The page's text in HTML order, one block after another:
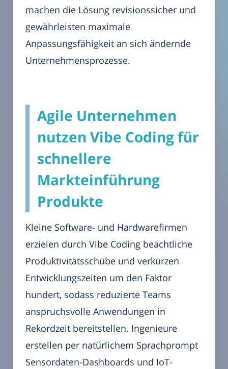
machen die Lösung revisionssicher und
gewährleisten maximale
Anpassungsfähigkeit an sich ändernde
Unternehmensprozesse.
Agile Unternehmen
nutzen Vibe Coding für
schnellere
Markteinführung
Produkte
Kleine Software- und Hardwarefirmen
erzielen durch Vibe Coding beachtliche
Produktivitätsschübe und verkürzen
Entwicklungszeiten um den Faktor
hundert, sodass reduzierte Teams
anspruchsvolle Anwendungen in
Rekordzeit bereitstellen. Ingenieure
erstellen per natürlichem Sprachprompt
Sensordaten-Dashboards und IoT-